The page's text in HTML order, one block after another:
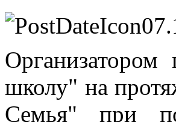
школу" на
Семья" при